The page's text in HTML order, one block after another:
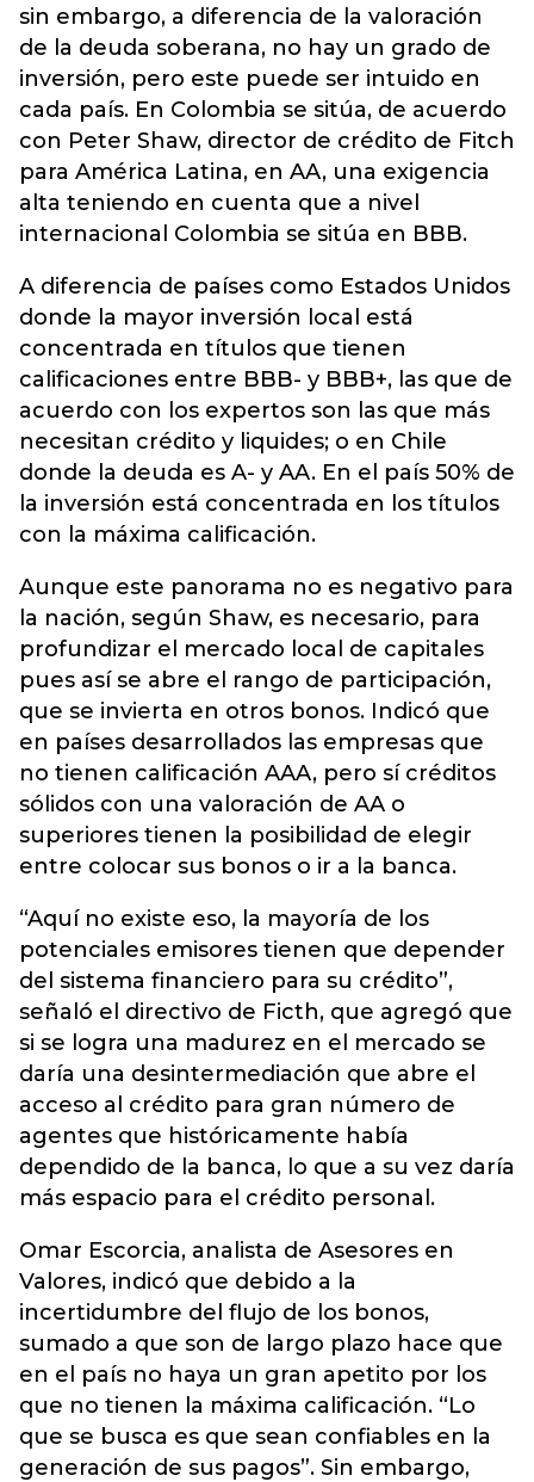
sin embargo, a diferencia de la valoración
de la deuda soberana, no hay un grado de
inversión, pero este puede ser intuido en
cada país. En Colombia se sitúa, de acuerdo
con Peter Shaw, director de crédito de Fitch
para América Latina, en AA, una exigencia
alta teniendo en cuenta que a nivel
internacional Colombia se sitúa en BBB.
A diferencia de países como Estados Unidos
donde la mayor inversión local está
concentrada en títulos que tienen
calificaciones entre BBB- y BBB+, las que de
acuerdo con los expertos son las que más
necesitan crédito y liquides; o en Chile
donde la deuda es A- y AA. En el país 50% de
la inversión está concentrada en los títulos
con la máxima calificación.
Aunque este panorama no es negativo para
la nación, según Shaw, es necesario, para
profundizar el mercado local de capitales
pues así se abre el rango de participación,
que se invierta en otros bonos. Indicó que
en países desarrollados las empresas que
no tienen calificación AAA, pero sí créditos
sólidos con una valoración de AA o
superiores tienen la posibilidad de elegir
entre colocar sus bonos o ir a la banca.
“Aquí no existe eso, la mayoría de los
potenciales emisores tienen que depender
del sistema financiero para su crédito”,
señaló el directivo de Ficth, que agregó que
si se logra una madurez en el mercado se
daría una desintermediación que abre el
acceso al crédito para gran número de
agentes que históricamente había
dependido de la banca, lo que a su vez daría
más espacio para el crédito personal.
Omar Escorcia, analista de Asesores en
Valores, indicó que debido a la
incertidumbre del flujo de los bonos,
sumado a que son de largo plazo hace que
en el país no haya un gran apetito por los
que no tienen la máxima calificación. “Lo
que se busca es que sean confiables en la
generación de sus pagos”. Sin embargo,